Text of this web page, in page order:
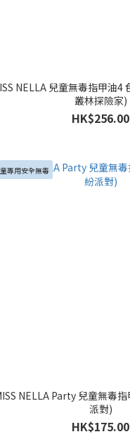
NELLA 兒童無毒指甲油4
叢林探險家)
HK$256.00
專用安全無毒
NELLA Party 兒童無毒
派對)
HK$175.00